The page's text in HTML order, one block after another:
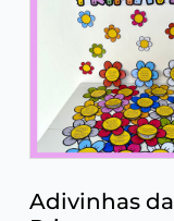
Adivinhas da